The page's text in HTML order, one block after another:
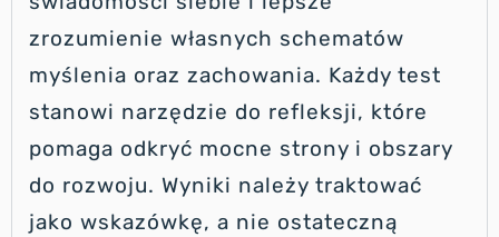
zrozumienie własnych schematów
myślenia oraz zachowania. Każdy test
stanowi narzędzie do refleksji, które
pomaga odkryć mocne strony i obszary
do rozwoju. Wyniki należy traktować
jako wskazówkę, a nie ostateczną